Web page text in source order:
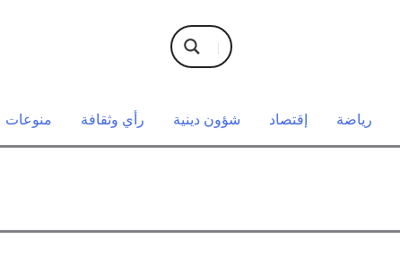
رياضة إقتصاد شؤون دينية رأي وثقافة منوعات